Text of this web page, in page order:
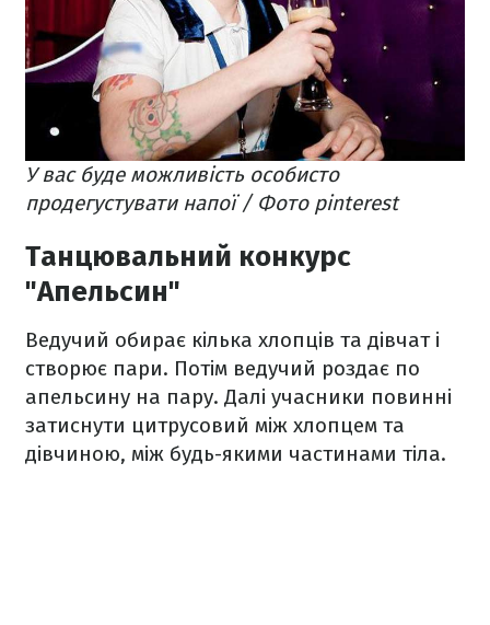
У вас буде можливість особисто
продегустувати напої / Фото pinterest
Танцювальний конкурс
"Апельсин"
Ведучий обирає кілька хлопців та дівчат і
створює пари. Потім ведучий роздає по
апельсину на пару. Далі учасники повинні
затиснути цитрусовий між хлопцем та
дівчиною, між будь-якими частинами тіла.